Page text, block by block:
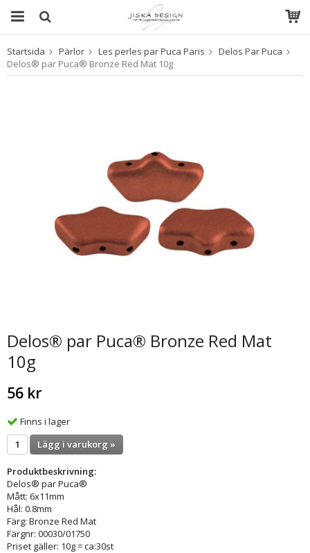
Produkten har blivit tillagd i varukorgen
Startsida Pärlor Les perles par Puca Paris
Delos Par Puca
Delos® par Puca® Bronze Red Mat 10g
Delos® par Puca® Bronze Red Mat
10g
56 kr
Finns i lager
Lägg i varukorg »
Produktbeskrivning:
Delos® par Puca®
Mått: 6x11mm
Hål: 0.8mm
Färg: Bronze Red Mat
Färgnr: 00030/01750
Priset gäller: 10g = ca:30st